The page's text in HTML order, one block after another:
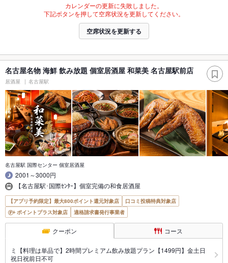
カレンダーの更新に失敗しました。
下記ボタンを押して空席状況を更新してください。
空席状況を更新する
名古屋名物 海鮮 飲み放題 個室居酒屋 和菜美 名古屋駅前店
居酒屋 名古屋駅
名古屋駅 国際センター 個室居酒屋
2001～3000円
【名古屋駅･国際ｾﾝﾀｰ】個室完備の和食居酒屋
【アプリ予約限定】最大800ポイント還元対象店
口コミ投稿特典対象店
ポイントプラス対象店
適格請求書発行事業者
クーポン コース
ミ【料理は単品で】2時間プレミアム飲み放題プラン【1499円】金土日
祝日祝前日不可